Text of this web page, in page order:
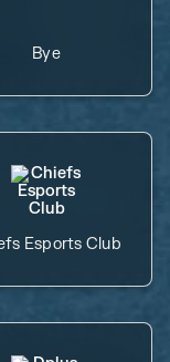
Bye
Esports Club